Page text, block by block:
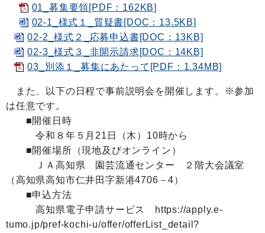
01_募集要領[PDF：162KB]
02-1_様式１_質疑書[DOC：13.5KB]
02-2_様式２_応募申込書[DOC：13KB]
02-3_様式３_非開示請求[DOC：14KB]
03_別添１_募集にあたって[PDF：1.34MB]
また、以下の日程で事前説明会を開催します。※参加
は任意です。
■開催日時
令和８年５月21日（木）10時から
■開催場所（現地及びオンライン）
ＪＡ高知県 園芸流通センター ２階大会議室
（高知県高知市仁井田字新港4706－4）
■申込方法
高知県電子申請サービス https://apply.e-
tumo.jp/pref-kochi-u/offer/offerList_detail?